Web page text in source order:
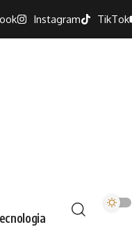
Instagram TikTok